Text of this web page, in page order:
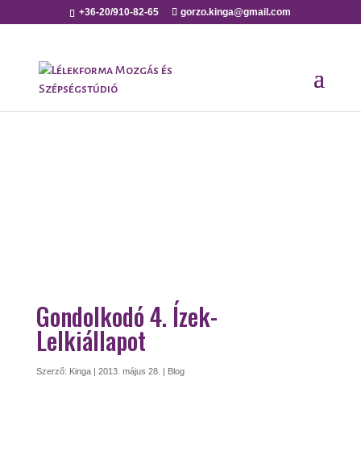
+36-20/910-82-65 gorzo.kinga@gmail.com
Gondolkodó 4. Ízek-
Lelkiállapot
Szerző: Kinga| 2013. május 28. | Blog